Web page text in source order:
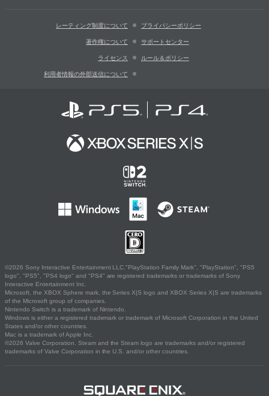
レーティング制度について プライバシーポリシー
著作権について サポートセンター
ライセンス ルール＆ポリシー
利用者情報の外部送信について
©2026 Sony Interactive Entertainment LLC."PlayStation Family Mark", "PlayStation", "PS5
logo", "PS5", "PS4 logo" and "PS4" are registered trademarks or trademarks of Sony
Interactive Entertainment Inc.
Microsoft, the XBOX Sphere mark, the Series X|S logo and XBOX Series X|S are trademarks
of the Microsoft group of companies.
Nintendo Switch is a trademark of Nintendo.
Windows is either a registered trademark or trademark of Microsoft Corporation in the United
States and/or other countries.
Mac is a trademark of Apple Inc.
©2026 Valve Corporation. Steam and the Steam logo are trademarks and/or registered
trademarks of Valve Corporation in the U.S. and/or other countries.